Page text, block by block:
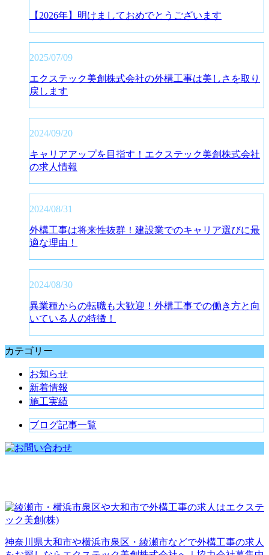
【2026年】明けましておめでとうございます
2025/07/09
エクステック美創株式会社の外構工事は美しさを取り
戻します
2024/09/20
キャリアアップを目指す！エクステック美創株式会社
の求人情報
2024/08/31
外構工事は将来性抜群！建設業でのキャリア選びに最
適な理由！
2024/08/30
異業種からの転職も大歓迎！外構工事での働き方と向
いている人の特徴！
カテゴリー
お知らせ
新着情報
施工実績
ブログ記事一覧
神奈川県大和市や横浜市泉区・綾瀬市などで外構工事の求人